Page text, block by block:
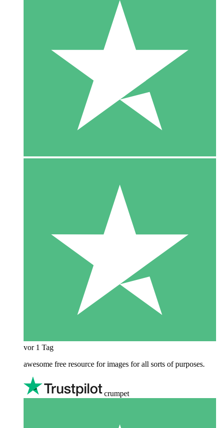
vor 1 Tag
awesome free resource for images for all sorts of purposes.
crumpet